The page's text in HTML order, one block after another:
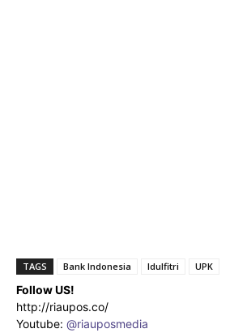
TAGS Bank Indonesia Idulfitri UPK
Follow US!
http://riaupos.co/
Youtube: @riauposmedia